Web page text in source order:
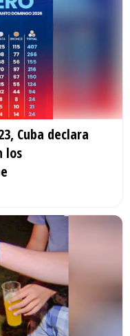
Cuba declara
los